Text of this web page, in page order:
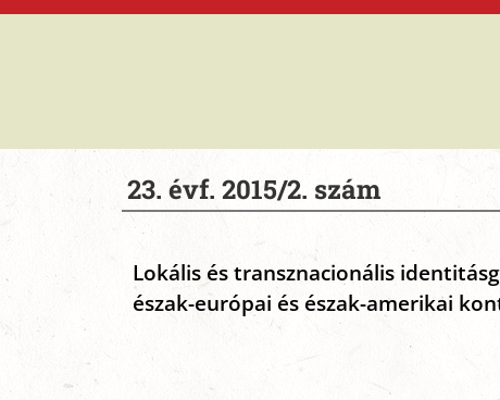
23. évf. 2015/2. szám
Lokális és transznacionális
észak-európai és észak-amerikai